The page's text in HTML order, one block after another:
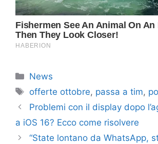
Categorie
News
Tag
offerte ottobre, passa a tim,
Problemi con il display dopo
a iOS 16? Ecco come risolvere
“State lontano da WhatsApp,